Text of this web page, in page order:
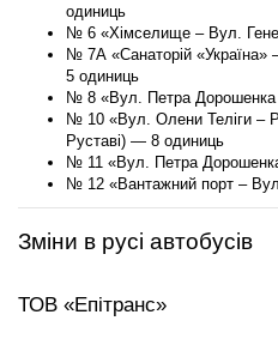
одиниць
№ 6 «Хімселище – Вул.
№ 7А «Санаторій
5 одиниць
№ 8 «Вул. Петра
№ 10 «Вул. Олени Теліги –
Руставі) — 8 одиниць
№ 11 «Вул. Петра
№ 12 «Вантажний порт –
Зміни в русі автобусів
ТОВ «Епітранс»